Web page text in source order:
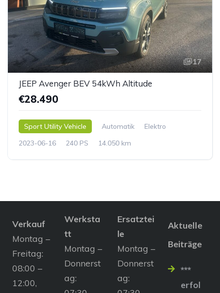
17
JEEP Avenger BEV 54kWh Altitude
€28.490
Sport Utility Vehicle Automatik
Elektro
2023-06-16
240 PS 14.050 km
Verkauf
Montag –
Freitag:
08:00 –
12:00,
Werksta
tt
Montag –
Donnerst
ag:
Ersatztei
le
Montag –
Donnerst
ag:
Aktuelle
Beiträge
***
erfol